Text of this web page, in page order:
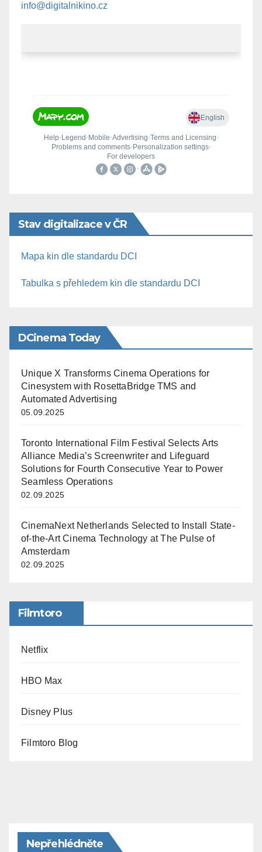
info@digitalnikino.cz
Stav digitalizace v ČR
Mapa kin dle standardu DCI
Tabulka s přehledem kin dle standardu DCI
DCinema Today
Unique X Transforms Cinema Operations for
Cinesystem with RosettaBridge TMS and
Automated Advertising
05.09.2025
Toronto International Film Festival Selects Arts
Alliance Media’s Screenwriter and Lifeguard
Solutions for Fourth Consecutive Year to Power
Seamless Operations
02.09.2025
CinemaNext Netherlands Selected to Install State-
of-the-Art Cinema Technology at The Pulse of
Amsterdam
02.09.2025
Filmtoro
Netflix
HBO Max
Disney Plus
Filmtoro Blog
Nepřehlédněte